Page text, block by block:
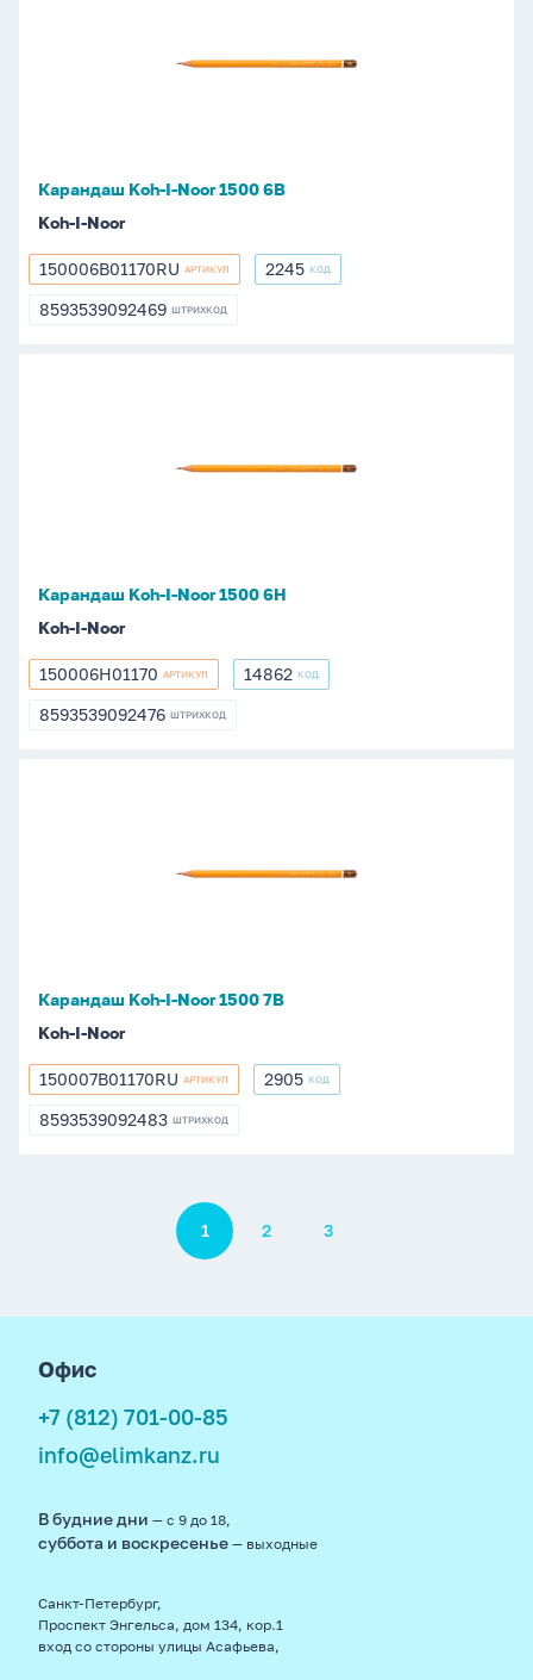
Карандаш Koh-I-Noor 1500 6В
Koh-I-Noor
150006B01170RU
150006B01170RU АРТИКУЛ 2245
2245 КОД
8593539092469
8593539092469 ШТРИХКОД
Карандаш Koh-I-Noor 1500 6Н
Koh-I-Noor
150006H01170
150006H01170 АРТИКУЛ 14862
14862 КОД
8593539092476
8593539092476 ШТРИХКОД
Карандаш Koh-I-Noor 1500 7В
Koh-I-Noor
150007B01170RU
150007B01170RU АРТИКУЛ 2905
2905 КОД
8593539092483
8593539092483 ШТРИХКОД
1 2 3
Офис
+7 (812) 701-00-85
info@elimkanz.ru
В будние дни — с 9 до 18,
суббота и воскресенье — выходные
Санкт-Петербург,
Проспект Энгельса, дом 134, кор.1
вход со стороны улицы Асафьева,